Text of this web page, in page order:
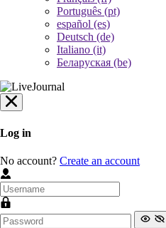
Português (pt)
español (es)
Deutsch (de)
Italiano (it)
Беларуская (be)
Log in
No account? Create an account